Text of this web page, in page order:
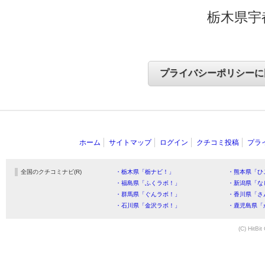
栃木県
ホーム サイトマップ ログイン クチコミ投稿 プラ
全国のクチコミナビ(R) ・栃木県「栃ナビ！」
・熊本県「
・福島県「ふくラボ！」
・新潟県「
・群馬県「ぐんラボ！」
・香川県「
・石川県「金沢ラボ！」
・鹿児島県
(C) HitBit